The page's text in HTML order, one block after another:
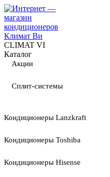
CLIMAT VI
Каталог
Акции
Сплит-системы
Кондиционеры Lanzkraft
Кондиционеры Toshiba
Кондиционеры Hisense